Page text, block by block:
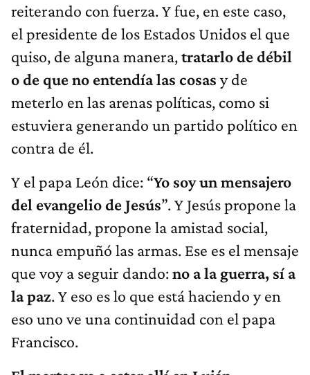
reiterando con fuerza. Y fue, en este caso,
el presidente de los Estados Unidos el que
quiso, de alguna manera,tratarlo de débil
o de que no entendía las cosas y de
meterlo en las arenas políticas, como si
estuviera generando un partido político en
contra de él.
Y el papa León dice: “Yo soy un mensajero
del evangelio de Jesús”. Y Jesús propone la
fraternidad, propone la amistad social,
nunca empuñó las armas. Ese es el mensaje
que voy a seguir dando:no a la guerra, sí a
la paz. Y eso es lo que está haciendo y en
eso uno ve una continuidad con el papa
Francisco.